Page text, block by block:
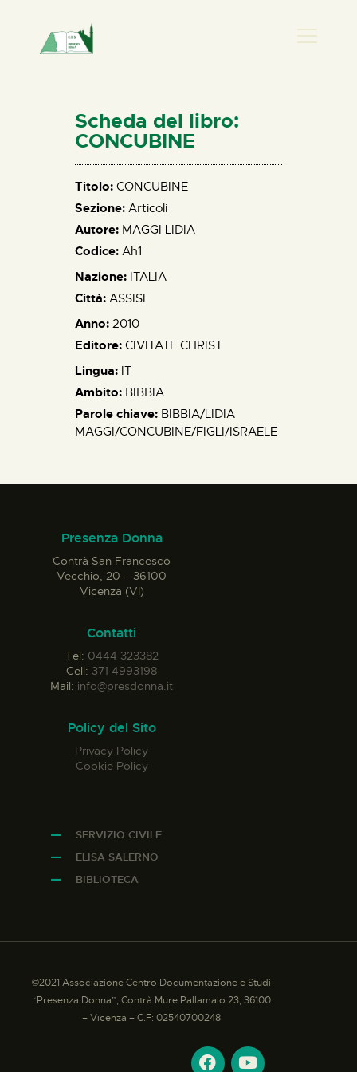
HOME
CHI SIAMO
NEWS
PERCORSI
BIBLIOTECA
ELISA SALERNO
Scheda del libro:
CONCUBINE
Titolo: CONCUBINE
Sezione: Articoli
Autore: MAGGI LIDIA
Codice: Ah1
Nazione: ITALIA
Città: ASSISI
Anno: 2010
Editore: CIVITATE CHRIST
Lingua: IT
Ambito: BIBBIA
Parole chiave: BIBBIA/LIDIA
MAGGI/CONCUBINE/FIGLI/ISRAELE
Presenza Donna
Contrà San Francesco
Vecchio, 20 – 36100
Vicenza (VI)
Contatti
Tel: 0444 323382
Cell: 371 4993198
Mail: info@presdonna.it
Policy del Sito
Privacy Policy
Cookie Policy
SERVIZIO CIVILE
ELISA SALERNO
BIBLIOTECA
©2021 Associazione Centro Documentazione e Studi
“Presenza Donna”, Contrà Mure Pallamaio 23, 36100
– Vicenza – C.F: 02540700248